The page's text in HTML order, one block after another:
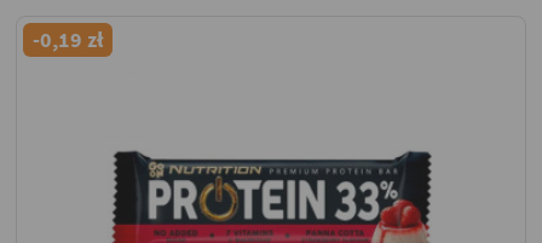
-0,19 zł